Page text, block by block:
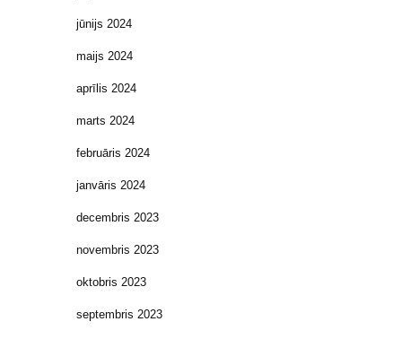
jūnijs 2024
maijs 2024
aprīlis 2024
marts 2024
februāris 2024
janvāris 2024
decembris 2023
novembris 2023
oktobris 2023
septembris 2023